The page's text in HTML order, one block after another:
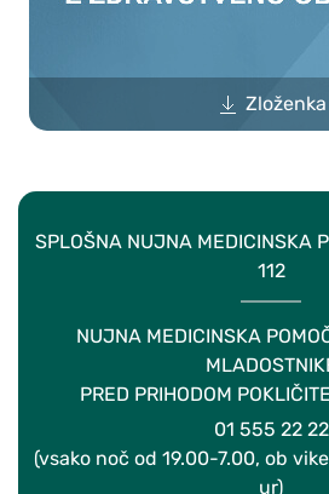
Zloženka
SPLOŠNA NUJNA MEDICINSKA
112
NUJNA MEDICINSKA
PRED PRIHODOM
01 555 22 22
(vsako noč od 19.00-7.00, ob
ur)